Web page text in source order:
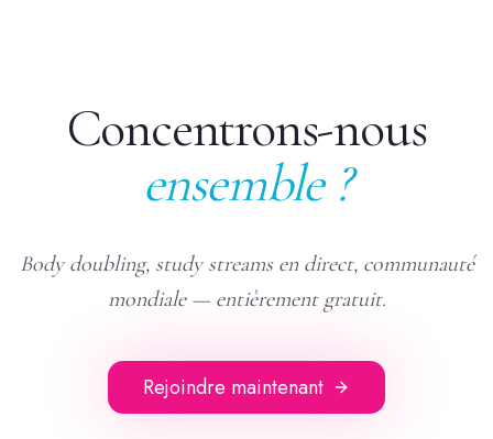
Concentrons-nous
ensemble ?
Body doubling, study streams en direct, communauté
mondiale — entièrement gratuit.
Rejoindre maintenant